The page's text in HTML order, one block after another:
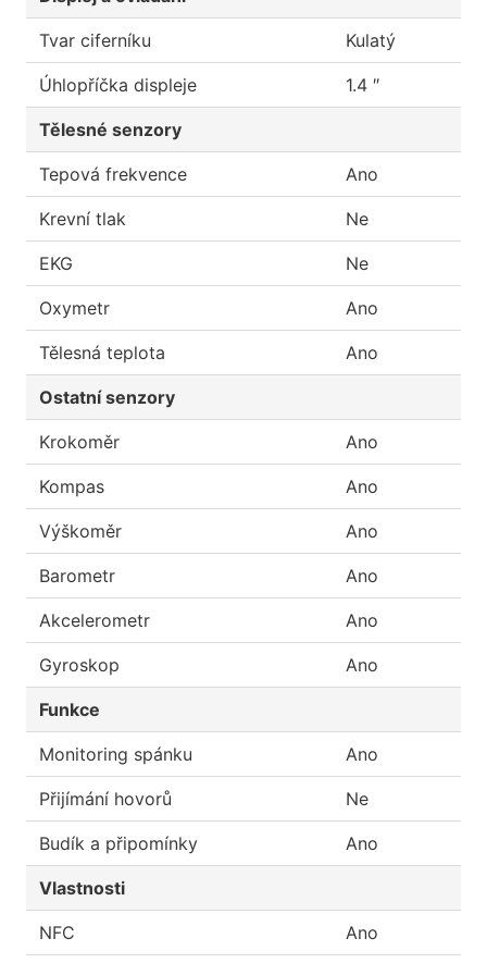
Tvar ciferníku Kulatý
Úhlopříčka displeje 1.4 ″
Tělesné senzory
Tepová frekvence Ano
Krevní tlak Ne
EKG Ne
Oxymetr Ano
Tělesná teplota Ano
Ostatní senzory
Krokoměr Ano
Kompas Ano
Výškoměr Ano
Barometr Ano
Akcelerometr Ano
Gyroskop Ano
Funkce
Monitoring spánku Ano
Přijímání hovorů Ne
Budík a připomínky Ano
Vlastnosti
NFC Ano